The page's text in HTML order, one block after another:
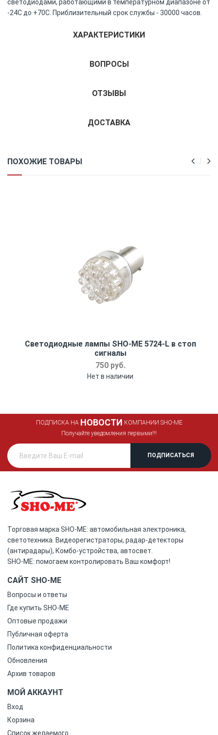
светодиодами, работающими в температурном диапазоне от
-24С до +70С. Приблизительный срок службы - 30000 часов.
ХАРАКТЕРИСТИКИ
ВОПРОСЫ
ОТЗЫВЫ
ДОСТАВКА
ПОХОЖИЕ ТОВАРЫ
Светодиодные лампы SHO-ME 5724-L в стоп
сигналы
750 руб.
Нет в наличии
ПОДПИСКА НА НОВОСТИ КОМПАНИИ SHO-ME
Получайте уведомления первыми!!!
Торговая марка SHO-ME: автомобильная электроника,
светотехника. Видеорегистраторы, радар-детекторы
(антирадары), Комбо-устройства, автосвет.
SHO-ME: помогаем контролировать Ваш комфорт!
САЙТ SHO-ME
Вопросы и ответы
Где купить SHO-ME
Оптовые продажи
Публичная оферта
Политика конфиденциальности
Обновления
Архив товаров
МОЙ АККАУНТ
Вход
Корзина
Список желаемого